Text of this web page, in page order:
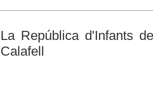
La República d'Infants
Calafell